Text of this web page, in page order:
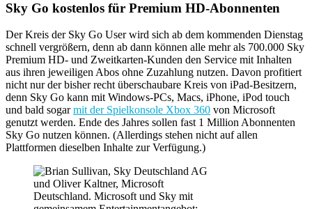
Sky Go kostenlos für Premium HD-Abonnenten
Der Kreis der Sky Go User wird sich ab dem kommenden Dienstag
schnell vergrößern, denn ab dann können alle mehr als 700.000 Sky
Premium HD- und Zweitkarten-Kunden den Service mit Inhalten
aus ihren jeweiligen Abos ohne Zuzahlung nutzen. Davon profitiert
nicht nur der bisher recht überschaubare Kreis von iPad-Besitzern,
denn Sky Go kann mit Windows-PCs, Macs, iPhone, iPod touch
und bald sogarmit der Spielkonsole Xbox 360 von Microsoft
genutzt werden. Ende des Jahres sollen fast 1 Million Abonnenten
Sky Go nutzen können. (Allerdings stehen nicht auf allen
Plattformen dieselben Inhalte zur Verfügung.)